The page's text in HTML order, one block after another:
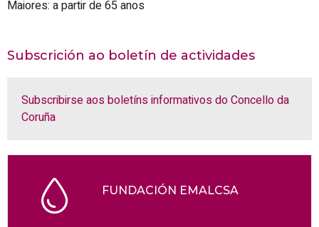
Maiores: a partir de 65 anos
Subscrición ao boletín de actividades
Subscribirse aos boletíns informativos do Concello da
Coruña
FUNDACIÓN EMALCSA